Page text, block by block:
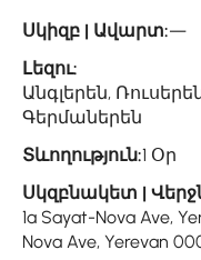
Սկիզբ | Ավարտ:—
Լեզու:
Անգլերեն,
Գերմաներեն
Տևողություն:1 Օր
Սկզբնակետ |
1a Sayat-Nova Ave,
Nova Ave, Yerevan